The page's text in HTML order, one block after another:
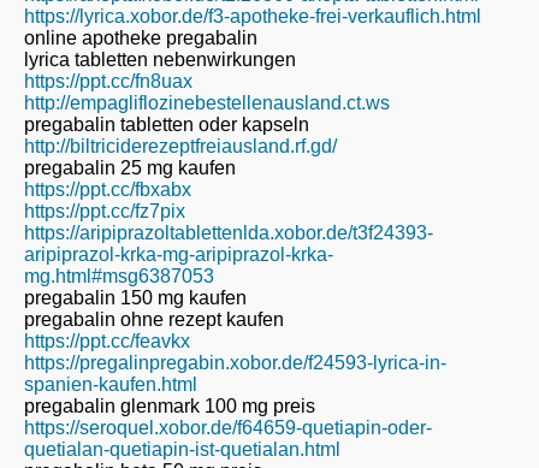
https://lyrica.xobor.de/f3-apotheke-frei-verkauflich.html
online apotheke pregabalin
lyrica tabletten nebenwirkungen
https://ppt.cc/fn8uax
http://empagliflozinebestellenausland.ct.ws
pregabalin tabletten oder kapseln
http://biltriciderezeptfreiausland.rf.gd/
pregabalin 25 mg kaufen
https://ppt.cc/fbxabx
https://ppt.cc/fz7pix
https://aripiprazoltablettenlda.xobor.de/t3f24393-
aripiprazol-krka-mg-aripiprazol-krka-
mg.html#msg6387053
pregabalin 150 mg kaufen
pregabalin ohne rezept kaufen
https://ppt.cc/feavkx
https://pregalinpregabin.xobor.de/f24593-lyrica-in-
spanien-kaufen.html
pregabalin glenmark 100 mg preis
https://seroquel.xobor.de/f64659-quetiapin-oder-
quetialan-quetiapin-ist-quetialan.html